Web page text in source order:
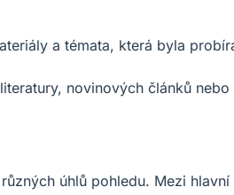
a témata, která byla
novinových článků nebo
úhlů pohledu. Mezi